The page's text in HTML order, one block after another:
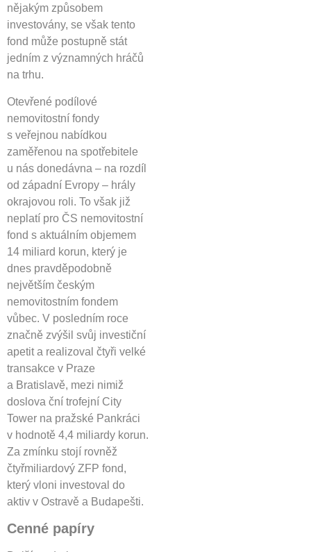
nějakým způsobem
investovány, se však tento
fond může postupně stát
jedním z významných hráčů
na trhu.
Otevřené podílové
nemovitostní fondy
s veřejnou nabídkou
zaměřenou na spotřebitele
u nás donedávna – na rozdíl
od západní Evropy – hrály
okrajovou roli. To však již
neplatí pro ČS nemovitostní
fond s aktuálním objemem
14 miliard korun, který je
dnes pravděpodobně
největším českým
nemovitostním fondem
vůbec. V posledním roce
značně zvýšil svůj investiční
apetit a realizoval čtyři velké
transakce v Praze
a Bratislavě, mezi nimiž
doslova ční trofejní City
Tower na pražské Pankráci
v hodnotě 4,4 miliardy korun.
Za zmínku stojí rovněž
čtyřmiliardový ZFP fond,
který vloni investoval do
aktiv v Ostravě a Budapešti.
Cenné papíry